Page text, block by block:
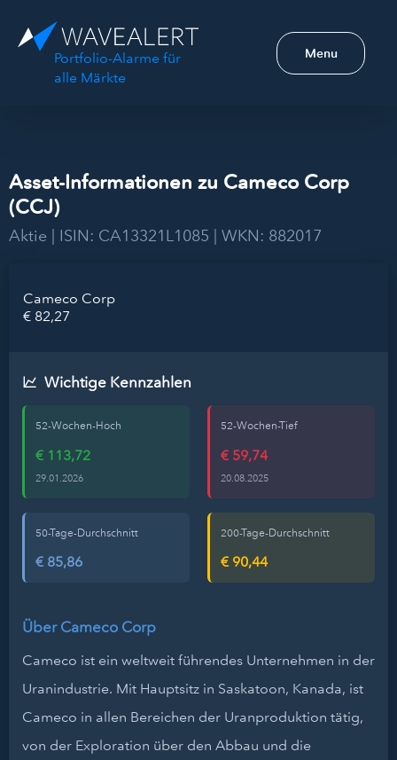
Portfolio-Alarme für
alle Märkte
Menu
Asset-Informationen zu Cameco Corp
(CCJ)
Aktie | ISIN: CA13321L1085 | WKN: 882017
Cameco Corp
€ 82,27
Wichtige Kennzahlen
52-Wochen-Hoch
€ 113,72
29.01.2026
52-Wochen-Tief
€ 59,74
20.08.2025
50-Tage-Durchschnitt
€ 85,86
200-Tage-Durchschnitt
€ 90,44
Über Cameco Corp
Cameco ist ein weltweit führendes Unternehmen in der
Uranindustrie. Mit Hauptsitz in Saskatoon, Kanada, ist
Cameco in allen Bereichen der Uranproduktion tätig,
von der Exploration über den Abbau und die